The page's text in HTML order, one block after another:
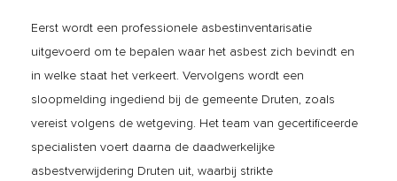
Eerst wordt een professionele asbestinventarisatie
uitgevoerd om te bepalen waar het asbest zich bevindt en
in welke staat het verkeert. Vervolgens wordt een
sloopmelding ingediend bij de gemeente Druten, zoals
vereist volgens de wetgeving. Het team van gecertificeerde
specialisten voert daarna de daadwerkelijke
asbestverwijdering Druten uit, waarbij strikte